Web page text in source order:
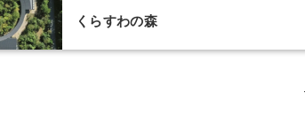
くらすわの森